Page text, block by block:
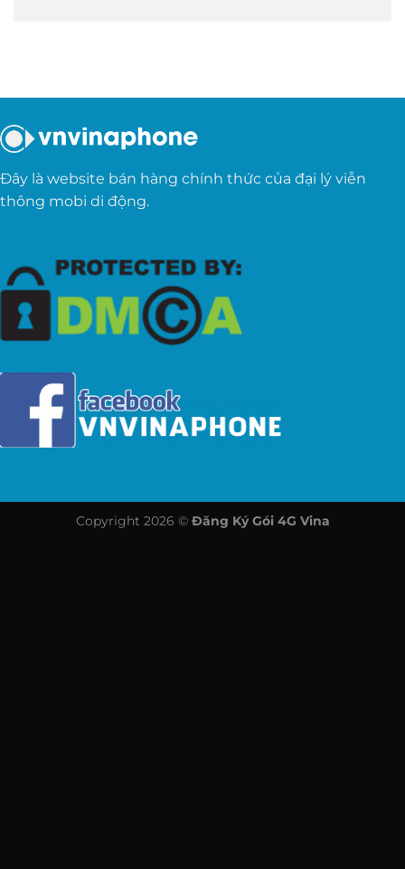
Đây là website bán hàng chính thức của đại lý viễn
thông mobi di động.
Copyright 2026 © Đăng Ký Gói 4G Vina